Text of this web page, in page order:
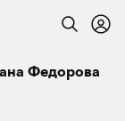
Федорова